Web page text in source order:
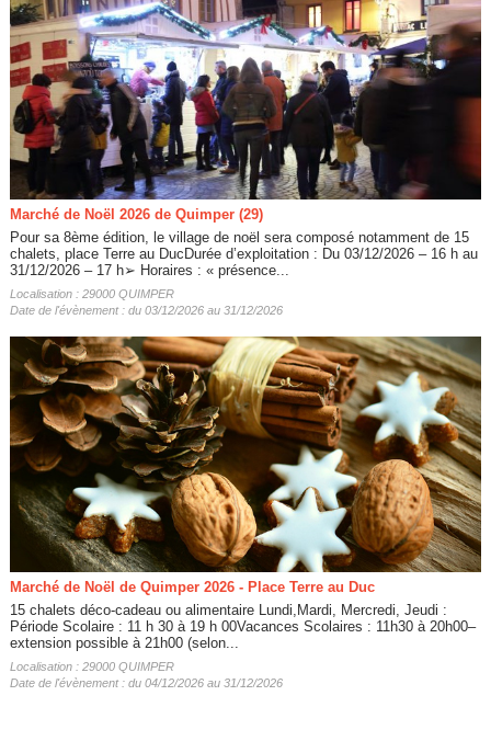
Marché de Noël 2026 de Quimper (29)
Pour sa 8ème édition, le village de noël sera composé notamment de 15
chalets, place Terre au DucDurée d’exploitation : Du 03/12/2026 – 16 h au
31/12/2026 – 17 h➢ Horaires : « présence...
Localisation : 29000 QUIMPER
Date de l'évènement : du 03/12/2026 au 31/12/2026
Marché de Noël de Quimper 2026 - Place Terre au Duc
15 chalets déco-cadeau ou alimentaire Lundi,Mardi, Mercredi, Jeudi :
Période Scolaire : 11 h 30 à 19 h 00Vacances Scolaires : 11h30 à 20h00–
extension possible à 21h00 (selon...
Localisation : 29000 QUIMPER
Date de l'évènement : du 04/12/2026 au 31/12/2026